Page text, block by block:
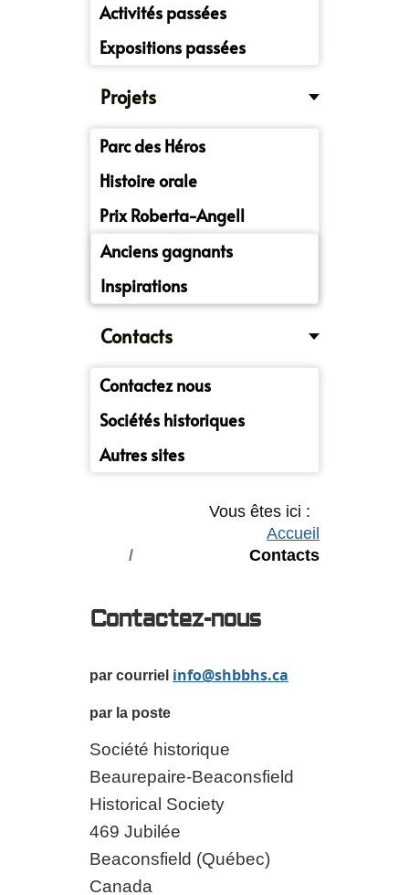
Activités passées
Expositions passées
Projets
Parc des Héros
Histoire orale
Prix Roberta-Angell
Anciens gagnants
Inspirations
Contacts
Contactez nous
Sociétés historiques
Autres sites
Vous êtes ici :
Accueil
Contacts
Contactez-nous
par courriel info@shbbhs.ca
par la poste
Société historique
Beaurepaire-Beaconsfield
Historical Society
469 Jubilée
Beaconsfield (Québec)
Canada